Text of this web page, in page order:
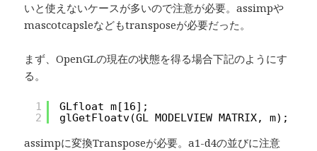
いと使えないケースが多いので注意が必要。assimpや
mascotcapsleなどもtransposeが必要だった。
まず、OpenGLの現在の状態を得る場合下記のようにす
る。
1
2
GLfloat m[16];
glGetFloatv(GL_MODELVIEW_MATRIX, m);
assimpに変換Transposeが必要。a1-d4の並びに注意